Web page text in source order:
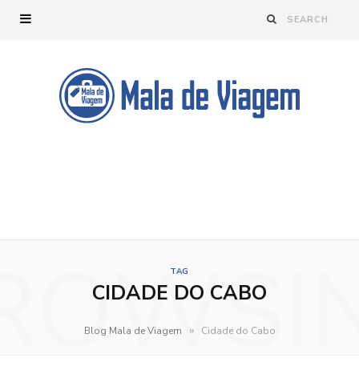
TAG
CIDADE DO CABO
Blog Mala de Viagem » Cidade do Cabo